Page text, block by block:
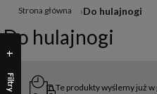
Strona główna Do hulajnogi
Do hulajnogi
Te produkty wyślemy już
Filtry